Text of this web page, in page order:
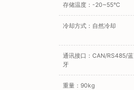
存储温度：-20~55°C
冷却方式：自然冷却
通讯接口：CAN/RS485/蓝
牙
重量：90kg